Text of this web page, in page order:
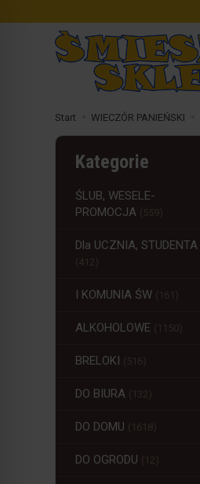
Start WIECZÓR PANIEŃSKI
Kategorie
ŚLUB, WESELE-
PROMOCJA
Dla UCZNIA, STUDENTA
I KOMUNIA ŚW
ALKOHOLOWE
BRELOKI
DO BIURA
DO DOMU
DO OGRODU